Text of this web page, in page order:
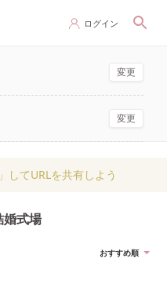
ログイン
変更
変更
てURLを共有しよう
婚式場
おすすめ順